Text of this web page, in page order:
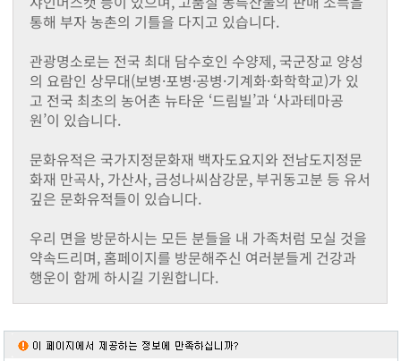
삼계면
황룡면
북일면
북이면
북하면
찾아오시는길
통해 부자 농촌의 기틀을 다지고 있습니다.
관광명소로는 전국 최대 담수호인 수양제, 국군장교 양성
의 요람인 상무대(보병·포병·공병·기계화·화학학교)가 있
고 전국 최초의 농어촌 뉴타운 ‘드림빌’과 ‘사과테마공
원’이 있습니다.
문화유적은 국가지정문화재 백자도요지와 전남도지정문
화재 만곡사, 가산사, 금성나씨삼강문, 부귀동고분 등 유서
깊은 문화유적들이 있습니다.
우리 면을 방문하시는 모든 분들을 내 가족처럼 모실 것을
약속드리며, 홈페이지를 방문해주신 여러분들게 건강과
행운이 함께 하시길 기원합니다.